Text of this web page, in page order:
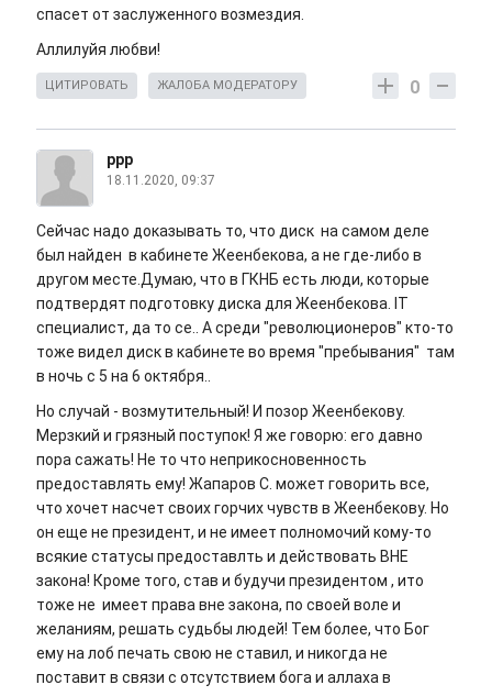
спасет от заслуженного возмездия.
Аллилуйя любви!
0
ЦИТИРОВАТЬ ЖАЛОБА МОДЕРАТОРУ
ррр
18.11.2020, 09:37
Сейчас надо доказывать то, что диск на самом деле
был найден в кабинете Жеенбекова, а не где-либо в
другом месте.Думаю, что в ГКНБ есть люди, которые
подтвердят подготовку диска для Жеенбекова. IT
специалист, да то се.. А среди "революционеров" кто-то
тоже видел диск в кабинете во время "пребывания" там
в ночь с 5 на 6 октября..
Но случай - возмутительный! И позор Жеенбекову.
Мерзкий и грязный поступок! Я же говорю: его давно
пора сажать! Не то что неприкосновенность
предоставлять ему! Жапаров С. может говорить все,
что хочет насчет своих горчих чувств в Жеенбекову. Но
он еще не президент, и не имеет полномочий кому-то
всякие статусы предоставлть и действовать ВНЕ
закона! Кроме того, став и будучи президентом , ито
тоже не имеет права вне закона, по своей воле и
желаниям, решать судьбы людей! Тем более, что Бог
ему на лоб печать свою не ставил, и никогда не
поставит в связи с отсутствием бога и аллаха в